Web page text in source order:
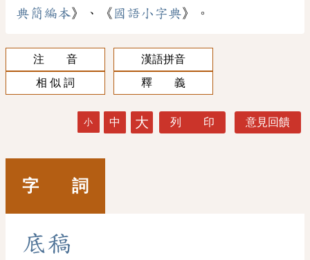
典簡編本》、《 國語小字典》。
注 音
漢語拼音
相 似 詞
釋 義
小 中 大 列 印 意見回饋
字 詞
底稿